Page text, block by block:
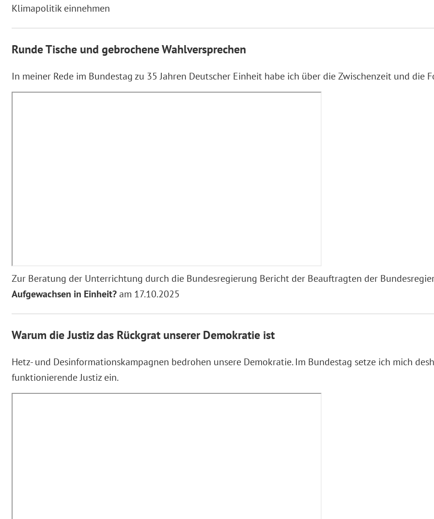
Klimapolitik einnehmen
Runde Tische und gebrochene Wahlversprechen
In meiner Rede im Bundestag zu 35 Jahren Deutscher Einheit habe ich über die Zwischenzeit und die
Zur Beratung der Unterrichtung durch die Bundesregierung Bericht der Beauftragten der
Aufgewachsen in Einheit?am 17.10.2025
Warum die Justiz das Rückgrat unserer Demokratie ist
Hetz- und Desinformationskampagnen bedrohen unsere Demokratie. Im Bundestag setze ich mich
funktionierende Justiz ein.